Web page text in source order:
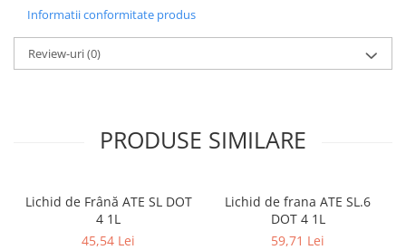
Ulei Transmisie
Informatii conformitate produs
Review-uri(0)
PRODUSE SIMILARE
Lichid de Frână ATE SL DOT
4 1L
45,54 Lei
Lichid de frana ATE SL.6
DOT 4 1L
59,71 Lei